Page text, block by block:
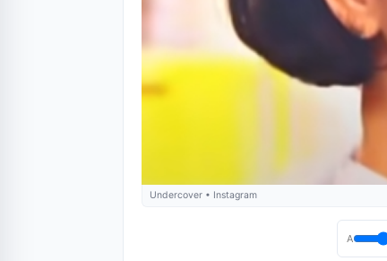
Undercover • Instagram
A